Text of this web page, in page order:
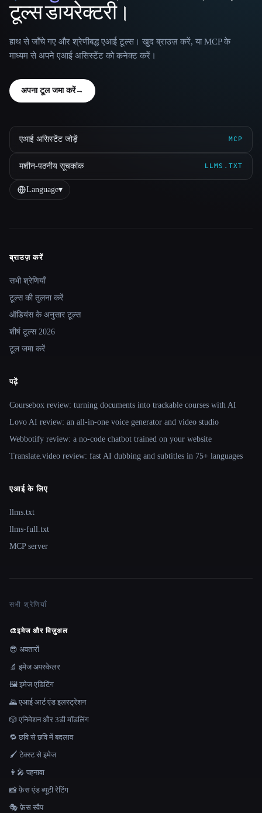
टूल्स डायरेक्टरी।
हाथ से जाँचे गए और श्रेणीबद्ध एआई टूल्स। खुद ब्राउज़ करें, या MCP के
माध्यम से अपने एआई असिस्टेंट को कनेक्ट करें।
अपना टूल जमा करें→
एआई असिस्टेंट जोड़ें MCP
मशीन-पठनीय सूचकांक LLMS.TXT
Language▾
Site navigation
ब्राउज़ करें
सभी श्रेणियाँ
टूल्स की तुलना करें
ऑडियंस के अनुसार टूल्स
शीर्ष टूल्स 2026
टूल जमा करें
पढ़ें
Coursebox review: turning documents into trackable courses with AI
Lovo AI review: an all-in-one voice generator and video studio
Webbotify review: a no-code chatbot trained on your website
Translate.video review: fast AI dubbing and subtitles in 75+ languages
एआई के लिए
llms.txt
llms-full.txt
MCP server
सभी श्रेणियाँ
🎨इमेज और विज़ुअल
😎 अवतारों
🔬 इमेज अपस्केलर
🖼️ इमेज एडिटिंग
🌄 एआई आर्ट एंड इलस्ट्रेशन
🎲 एनिमेशन और 3डी मॉडलिंग
🔁 छवि से छवि में बदलाव
🖌️ टेक्स्ट से इमेज
👩‍🎤 पहनावा
📸 फ़ेस एंड ब्यूटी रेटिंग
🎭 फ़ेस स्वैप